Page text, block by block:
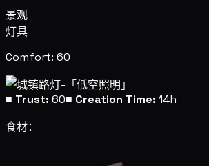
景观
灯具
Comfort: 60
■ Trust: 60■ Creation Time: 14h
食材：